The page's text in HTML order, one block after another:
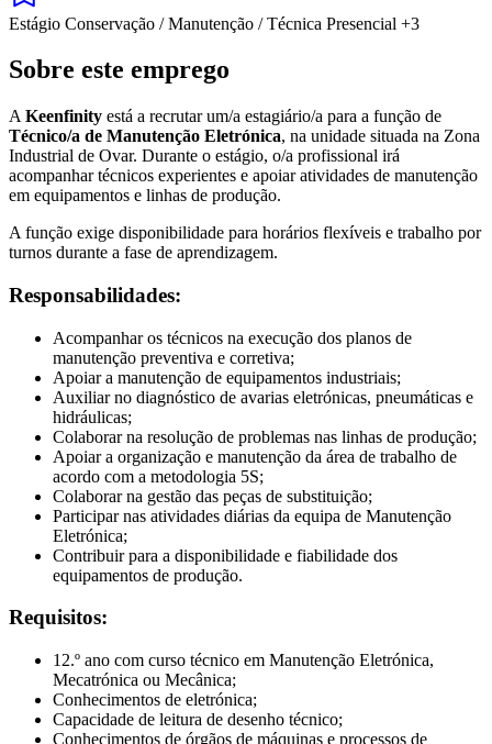
Estágio Conservação / Manutenção / Técnica Presencial +3
Sobre este emprego
A Keenfinity está a recrutar um/a estagiário/a para a função de
Técnico/a de Manutenção Eletrónica, na unidade situada na Zona
Industrial de Ovar. Durante o estágio, o/a profissional irá
acompanhar técnicos experientes e apoiar atividades de manutenção
em equipamentos e linhas de produção.
A função exige disponibilidade para horários flexíveis e trabalho por
turnos durante a fase de aprendizagem.
Responsabilidades:
Acompanhar os técnicos na execução dos planos de
manutenção preventiva e corretiva;
Apoiar a manutenção de equipamentos industriais;
Auxiliar no diagnóstico de avarias eletrónicas, pneumáticas e
hidráulicas;
Colaborar na resolução de problemas nas linhas de produção;
Apoiar a organização e manutenção da área de trabalho de
acordo com a metodologia 5S;
Colaborar na gestão das peças de substituição;
Participar nas atividades diárias da equipa de Manutenção
Eletrónica;
Contribuir para a disponibilidade e fiabilidade dos
equipamentos de produção.
Requisitos:
12.º ano com curso técnico em Manutenção Eletrónica,
Mecatrónica ou Mecânica;
Conhecimentos de eletrónica;
Capacidade de leitura de desenho técnico;
Conhecimentos de órgãos de máquinas e processos de